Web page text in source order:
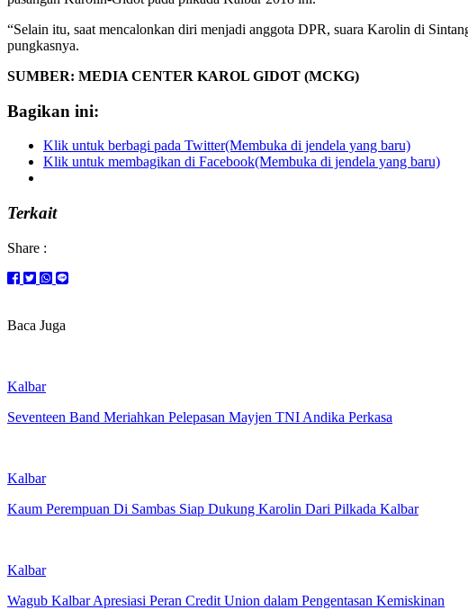
“Selain itu, saat mencalonkan diri menjadi anggota DPR, suara Karolin di
pungkasnya.
SUMBER: MEDIA CENTER KAROL GIDOT (MCKG)
Bagikan ini:
Klik untuk berbagi pada Twitter(Membuka di jendela yang baru)
Klik untuk membagikan di Facebook(Membuka di jendela yang baru)
Terkait
Share :
Baca Juga
Kalbar
Seventeen Band Meriahkan Pelepasan Mayjen TNI Andika Perkasa
Kalbar
Kaum Perempuan Di Sambas Siap Dukung Karolin Dari Pilkada Kalbar
Kalbar
Wagub Kalbar Apresiasi Peran Credit Union dalam Pengentasan Kemiskinan